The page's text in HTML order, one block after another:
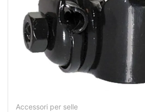
Accessori per selle